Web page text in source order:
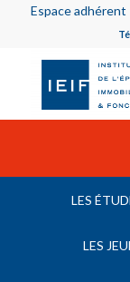
Espace adhérent
LES
LES